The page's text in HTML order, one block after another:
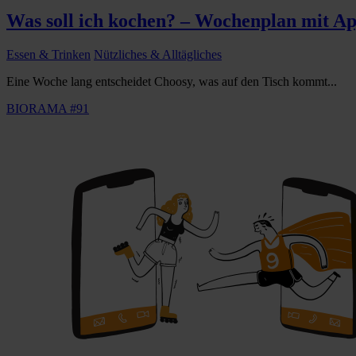
Was soll ich kochen? – Wochenplan mit
Essen & Trinken Nützliches & Alltägliches
Eine Woche lang entscheidet Choosy, was auf den Tisch kommt...
BIORAMA #91